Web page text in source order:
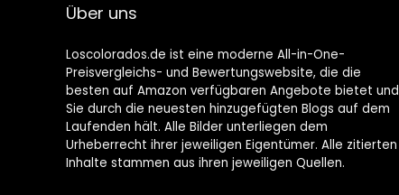
Über uns
Loscolorados.de ist eine moderne All-in-One-
Preisvergleichs- und Bewertungswebsite, die die
besten auf Amazon verfügbaren Angebote bietet und
Sie durch die neuesten hinzugefügten Blogs auf dem
Laufenden hält. Alle Bilder unterliegen dem
Urheberrecht ihrer jeweiligen Eigentümer. Alle zitierten
Inhalte stammen aus ihren jeweiligen Quellen.